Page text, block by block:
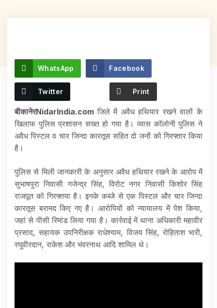
WhatsApp Facebook
Twitter Print
बीकानेरNidarIndia.com जिले में अवैध हथियार रखने वालों के
खिलाफ पुलिस प्रशासन सख्त हो गया है। व्यास कॉलोनी पुलिस ने
अवैध पिस्टल व चार जिन्दा कारतूस सहित दो जनों को गिरफ्तार किया
है।
पुलिस से मिली जानकारी के अनुसार अवैध हथियार रखने के आरोप में
सुभाषपुरा निवासी गजेन्द्र सिंह, विरोट नगर निवासी किशोर सिंह
राजपूत को गिरफ्तया है। इनके कब्जे से एक पिस्टल और चार जिन्दा
कारतूस बरामद किए गए है। आरोपियों को न्यायालय में पेश किया,
जहां से पीसी रिमांड लिया गया है। कार्रवाई में थाना अधिकारी महावीर
प्रसाद, सहायक उपनिरीक्षक राधेश्याम, विजय सिंह, रोहिताश भारी,
रघुवीरदान, राकेश और भंवरनाथ आदि शामिल थे।